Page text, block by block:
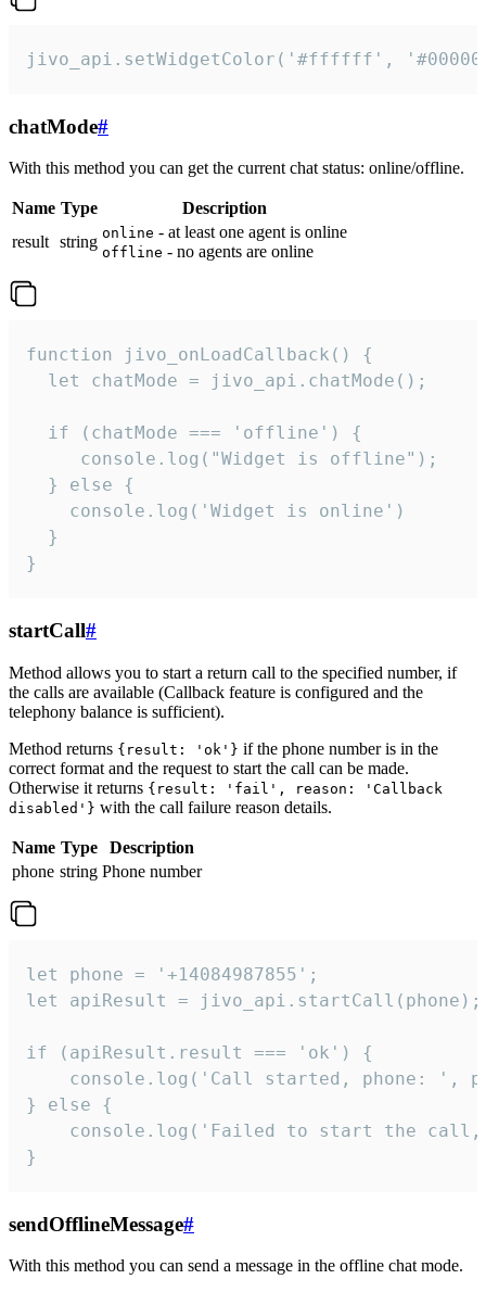
jivo_api.setWidgetColor('#ffffff',
chatMode#
With this method you can get the current chat status: online/offline.
Name Type
Description
result string online - at least one agent is online
offline - no agents are online
function jivo_onLoadCallback() {
  let chatMode = jivo_api.chatMode();
  if (chatMode === 'offline') {
     console.log("Widget is offline");
  } else {
    console.log('Widget is online')
  }
}
startCall#
Method allows you to start a return call to the specified number, if
the calls are available (Callback feature is configured and the
telephony balance is sufficient).
Method returns {result: 'ok'} if the phone number is in the
correct format and the request to start the call can be made.
Otherwise it returns {result: 'fail', reason: 'Callback
disabled'} with the call failure reason details.
Name Type
Description
phone string Phone number
let phone = '+14084987855';
let apiResult = jivo_api.startCall(phone);
if (apiResult.result === 'ok') {
console.log('Call started, phone: ',
} else {
console.log('Failed to start the
}
sendOfflineMessage#
With this method you can send a message in the offline chat mode.